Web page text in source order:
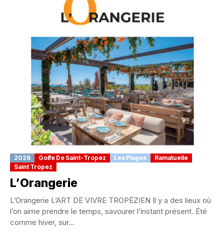
2026 Golfe De Saint-Tropez Les Plages
Ramatuelle
Saint Tropez
L’Orangerie
L’Orangerie L’ART DE VIVRE TROPÉZIEN Il y a des lieux où
l’on aime prendre le temps, savourer l’instant présent. Été
comme hiver, sur...